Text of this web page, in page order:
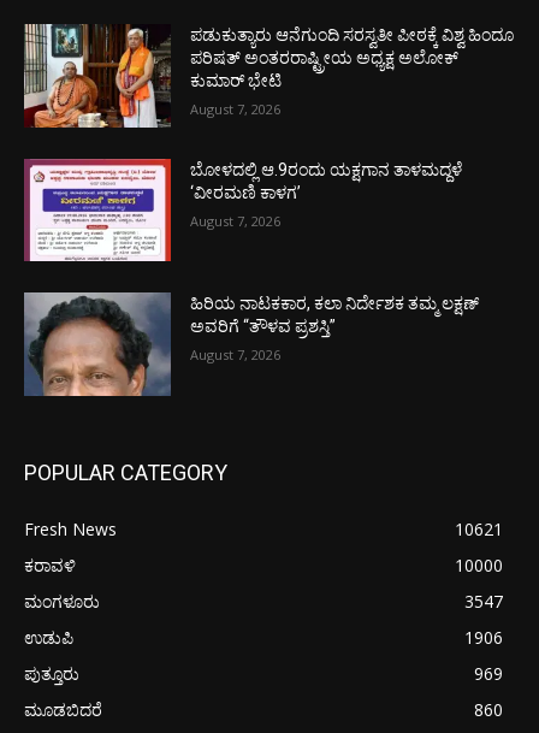
ಪಡುಕುತ್ಯಾರು ಆನೆಗುಂದಿ ಸರಸ್ವತೀ ಪೀಠಕ್ಕೆ ವಿಶ್ವ ಹಿಂದೂ
ಪರಿಷತ್ ಅಂತರರಾಷ್ಟ್ರೀಯ ಅಧ್ಯಕ್ಷ ಅಲೋಕ್
ಕುಮಾರ್ ಭೇಟಿ
August 7, 2026
ಬೋಳದಲ್ಲಿ ಆ.9ರಂದು ಯಕ್ಷಗಾನ ತಾಳಮದ್ದಳೆ
‘ವೀರಮಣಿ ಕಾಳಗ’
August 7, 2026
ಹಿರಿಯ ನಾಟಕಕಾರ, ಕಲಾ ನಿರ್ದೇಶಕ ತಮ್ಮ ಲಕ್ಷಣ್
ಅವರಿಗೆ “ತೌಳವ ಪ್ರಶಸ್ತಿ”
August 7, 2026
POPULAR CATEGORY
Fresh News
10621
ಕರಾವಳಿ
10000
ಮಂಗಳೂರು
3547
ಉಡುಪಿ
1906
ಪುತ್ತೂರು
969
ಮೂಡಬಿದರೆ
860